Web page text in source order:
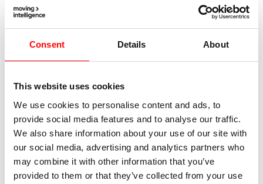
Consent Details About
This website uses cookies
We use cookies to personalise content and ads, to
provide social media features and to analyse our traffic.
We also share information about your use of our site with
our social media, advertising and analytics partners who
may combine it with other information that you’ve
provided to them or that they’ve collected from your use
04 augustus 2026
Specifieke modellen bedrijfsvoertuigen worden vaker
gestolen busjes terug?
Lees verder
01 juli 2026